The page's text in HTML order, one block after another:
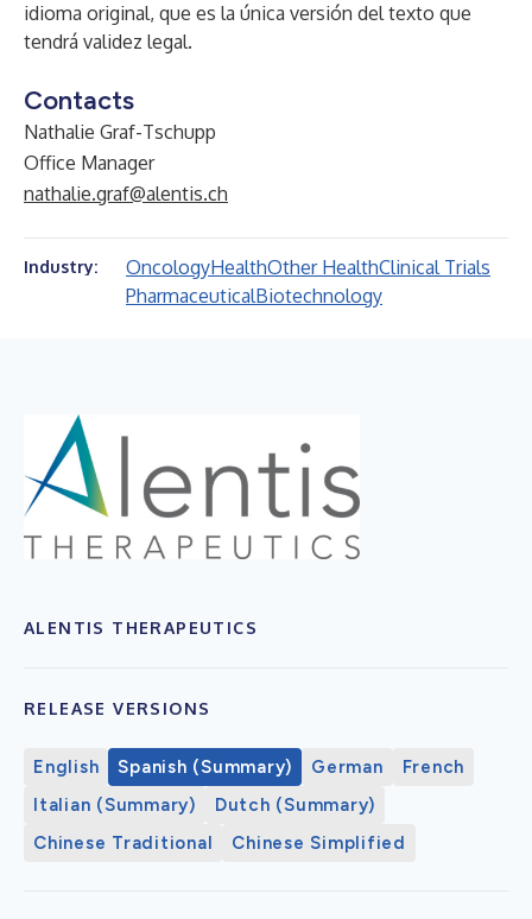
idioma original, que es la única versión del texto que
tendrá validez legal.
Contacts
Nathalie Graf-Tschupp
Office Manager
nathalie.graf@alentis.ch
Industry: OncologyHealthOther HealthClinical Trials
PharmaceuticalBiotechnology
ALENTIS THERAPEUTICS
RELEASE VERSIONS
English Spanish (Summary) German
French
Italian (Summary)
Dutch (Summary)
Chinese Traditional
Chinese Simplified